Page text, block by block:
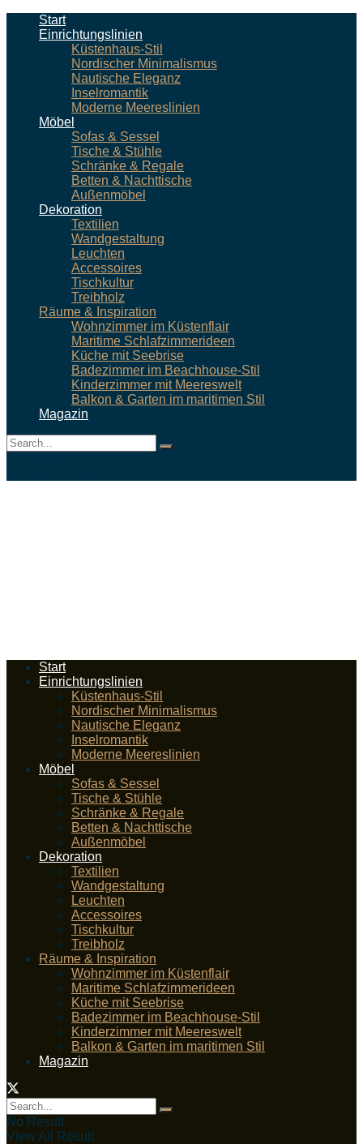
Start
Einrichtungslinien
Küstenhaus-Stil
Nordischer Minimalismus
Nautische Eleganz
Inselromantik
Moderne Meereslinien
Möbel
Sofas & Sessel
Tische & Stühle
Schränke & Regale
Betten & Nachttische
Außenmöbel
Dekoration
Textilien
Wandgestaltung
Leuchten
Accessoires
Tischkultur
Treibholz
Räume & Inspiration
Wohnzimmer im Küstenflair
Maritime Schlafzimmerideen
Küche mit Seebrise
Badezimmer im Beachhouse-Stil
Kinderzimmer mit Meereswelt
Balkon & Garten im maritimen Stil
Magazin
Start
Einrichtungslinien
Küstenhaus-Stil
Nordischer Minimalismus
Nautische Eleganz
Inselromantik
Moderne Meereslinien
Möbel
Sofas & Sessel
Tische & Stühle
Schränke & Regale
Betten & Nachttische
Außenmöbel
Dekoration
Textilien
Wandgestaltung
Leuchten
Accessoires
Tischkultur
Treibholz
Räume & Inspiration
Wohnzimmer im Küstenflair
Maritime Schlafzimmerideen
Küche mit Seebrise
Badezimmer im Beachhouse-Stil
Kinderzimmer mit Meereswelt
Balkon & Garten im maritimen Stil
Magazin
No Result
View All Result